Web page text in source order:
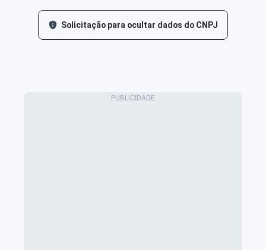
Solicitação para ocultar dados do CNPJ